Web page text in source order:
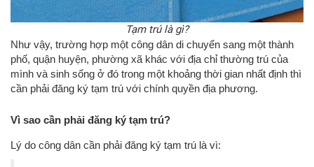
Tạm trú là gì?
Như vậy, trường hợp một công dân di chuyển sang một thành
phố, quận huyện, phường xã khác với địa chỉ thường trú của
mình và sinh sống ở đó trong một khoảng thời gian nhất định thì
cần phải đăng ký tạm trú với chính quyền địa phương.
Vì sao cần phải đăng ký tạm trú?
Lý do công dân cần phải đăng ký tạm trú là vì: